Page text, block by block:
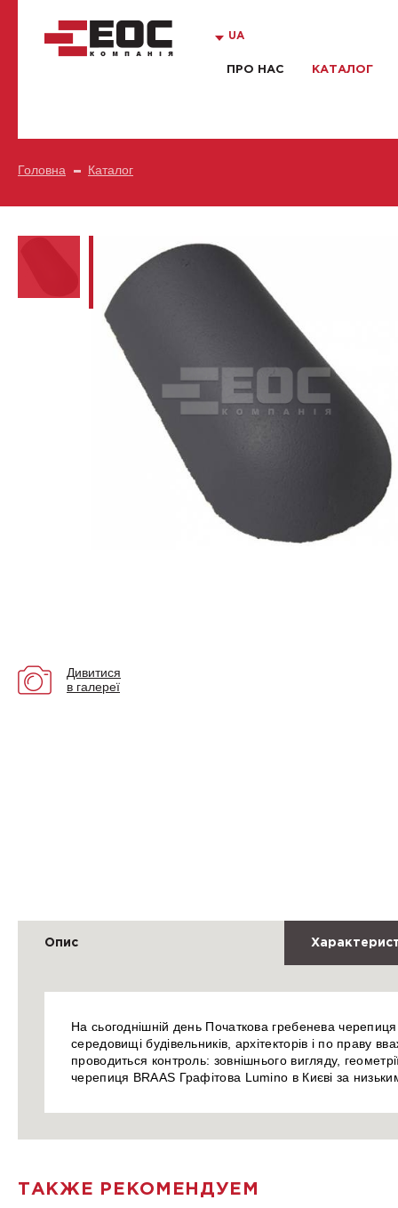
UA
ПРО НАС КАТАЛОГ
Головна Каталог
Дивитися
в галереї
Опис
На сьогоднішній день Початкова гребенева
середовищі будівельників, архітекторів і по праву
проводиться контроль: зовнішнього вигляду,
черепиця BRAAS Графітова Lumino в Києві за
ТАКЖЕ РЕКОМЕНДУЕМ